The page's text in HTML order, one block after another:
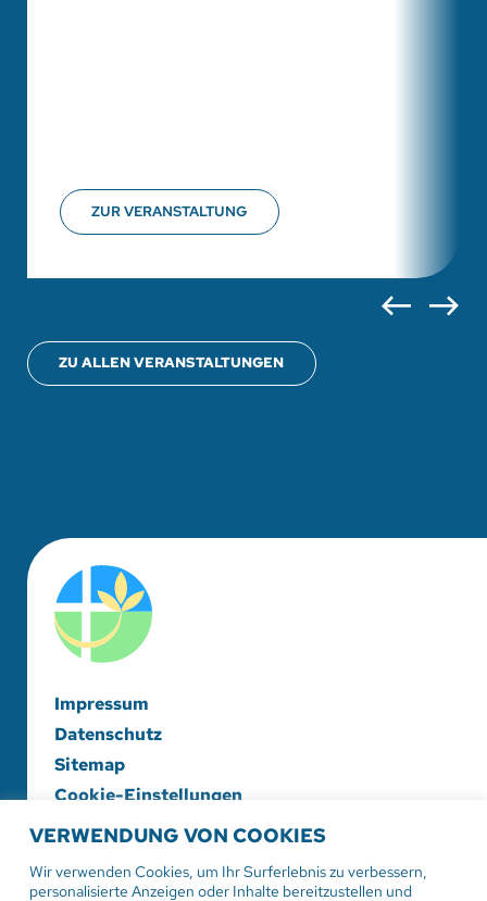
VERWENDUNG VON COOKIES
Wir verwenden Cookies, um Ihr Surferlebnis zu verbessern,
personalisierte Anzeigen oder Inhalte bereitzustellen und
ZUR VERANSTALTUNG
ZU ALLEN VERANSTALTUNGEN
Impressum
Datenschutz
Sitemap
Cookie-Einstellungen
Evangelische Diakonieschwesternschaft
Herrenberg-Korntal e. V.